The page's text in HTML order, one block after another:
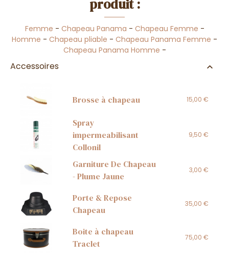
produit :
Femme - Chapeau Panama - Chapeau Femme -
Homme - Chapeau pliable - Chapeau Panama Femme -
Chapeau Panama Homme -
Accessoires
Brosse à chapeau 15,00 €
Spray
impermeabilisant
Collonil
9,50 €
Garniture De Chapeau
- Plume Jaune
3,00 €
Porte & Repose
Chapeau
35,00 €
Boite à chapeau
Traclet
75,00 €